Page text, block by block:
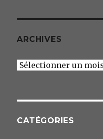
ARCHIVES
Archives
CATÉGORIES